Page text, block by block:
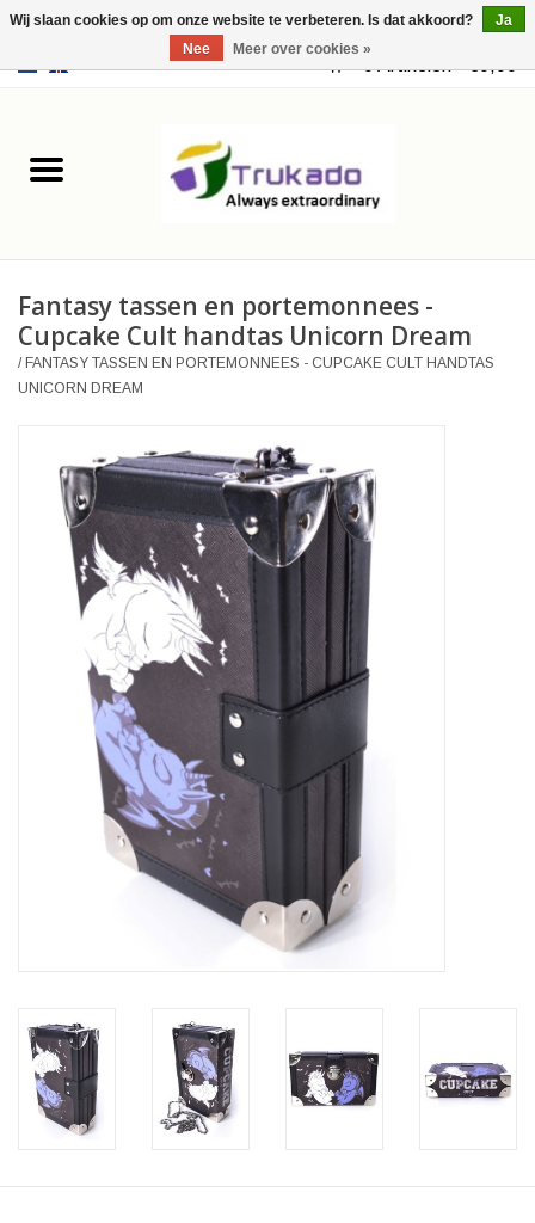
USD 0 Artikelen - €0,00
Leer
Merchandise
Retro Vintage
Gothic Steampunk
Tassen
Veronese Design
Giftware & Lifestyle &
Collectables
Bezoek ons
Fantasy tassen en portemonnees -
Cupcake Cult handtas Unicorn Dream
/FANTASY TASSEN EN PORTEMONNEES - CUPCAKE CULT HANDTAS
UNICORN DREAM
Wij slaan cookies op om onze website te verbeteren. Is dat akkoord?
Ja
Nee
Meer over cookies »